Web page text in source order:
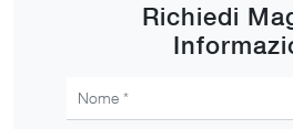
Richiedi